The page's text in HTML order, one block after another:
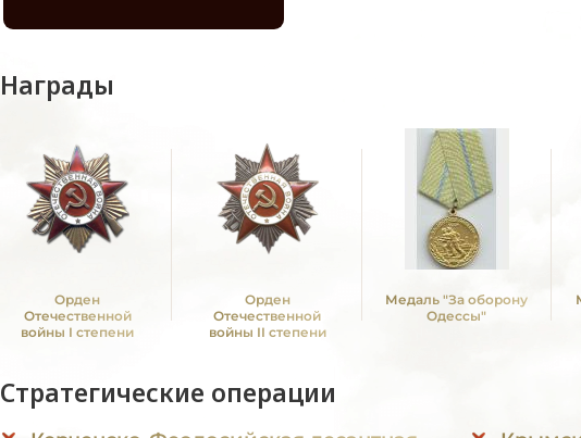
Награды
Орден
Отечественной
войны I степени
Орден
Отечественной
войны II степени
Медаль "За оборону
Одессы"
Стратегические операции